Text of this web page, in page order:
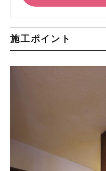
施工ポイント